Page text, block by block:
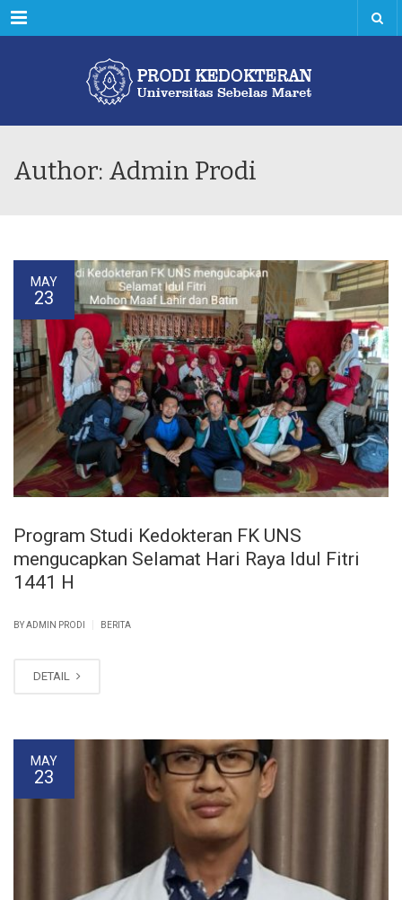
Menu
Author: Admin Prodi
MAY
23
Program Studi Kedokteran FK UNS
mengucapkan Selamat Hari Raya Idul Fitri
1441 H
BY ADMIN PRODI BERITA
DETAIL
MAY
23